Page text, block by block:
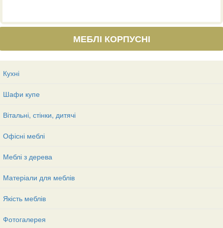
МЕБЛІ КОРПУСНІ
Кухні
Шафи купе
Вітальні, стінки, дитячі
Офісні меблі
Меблі з дерева
Матеріали для меблів
Якість меблів
Фотогалерея